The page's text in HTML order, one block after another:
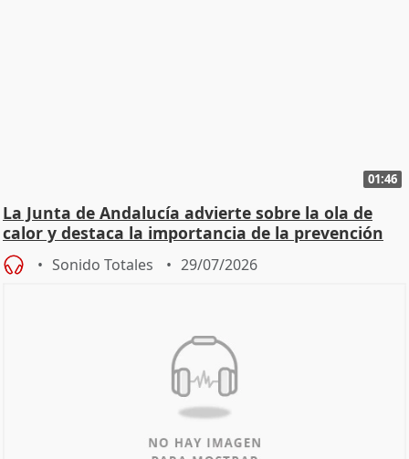
01:46
La Junta de Andalucía advierte sobre la ola de
calor y destaca la importancia de la prevención
Sonido Totales 29/07/2026